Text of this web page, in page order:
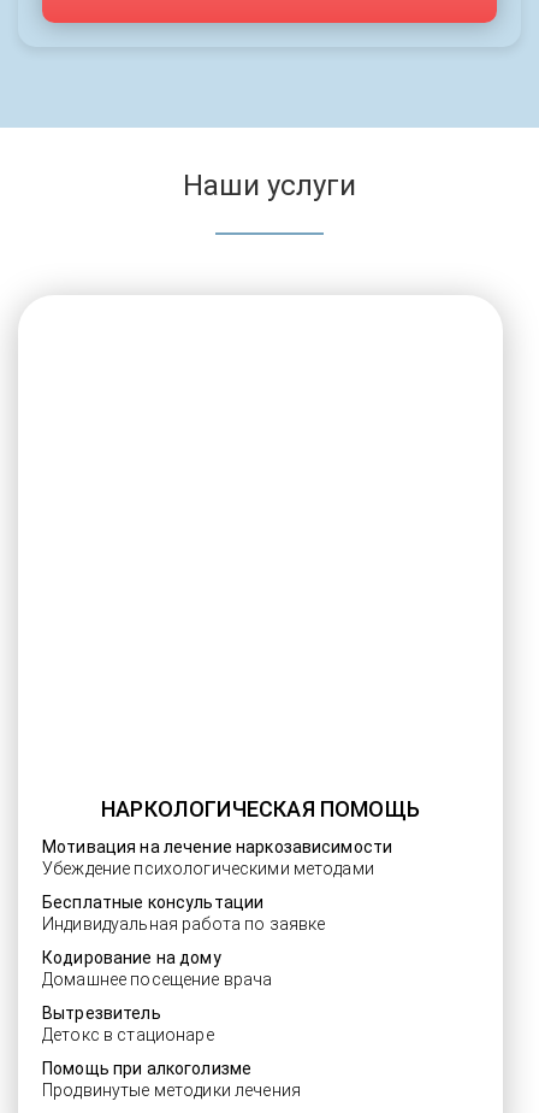
Наши услуги
НАРКОЛОГИЧЕСКАЯ ПОМОЩЬ
Мотивация на лечение наркозависимости
Убеждение психологическими методами
Бесплатные консультации
Индивидуальная работа по заявке
Кодирование на дому
Домашнее посещение врача
Вытрезвитель
Детокс в стационаре
Помощь при алкоголизме
Продвинутые методики лечения